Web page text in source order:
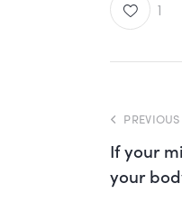
1
PREVIOUS
If your
your